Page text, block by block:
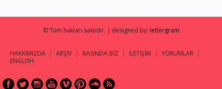
© Tüm hakları saklıdır. | designed by: lettergram
HAKKIMIZDA ARŞİV BASINDA BİZ İLETİŞİM
YORUMLAR
ENGLISH